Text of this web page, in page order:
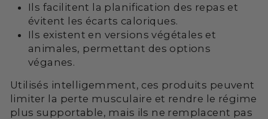
Ils facilitent la planification des repas et
évitent les écarts caloriques.
Ils existent en versions végétales et
animales, permettant des options
véganes.
Utilisés intelligemment, ces produits peuvent
limiter la perte musculaire et rendre le régime
plus supportable, mais ils ne remplacent pas